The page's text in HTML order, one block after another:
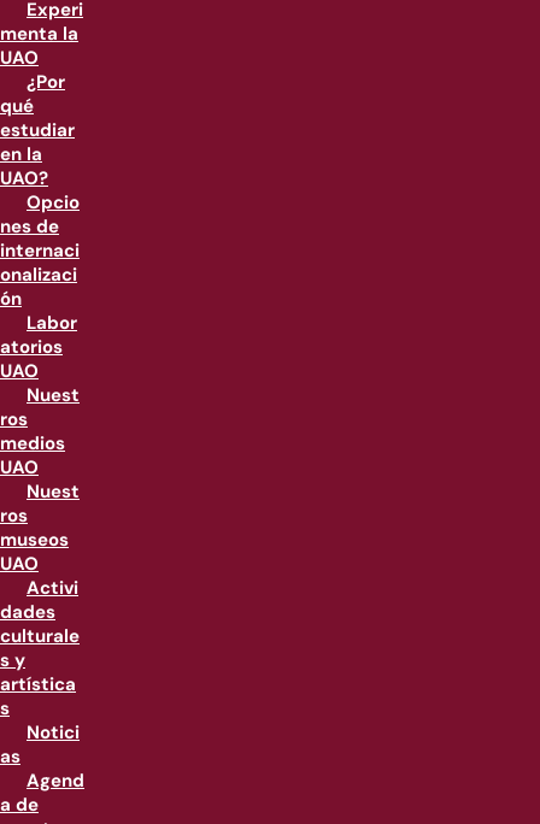
Experi
menta la
UAO
¿Por
qué
estudiar
en la
UAO?
Opcio
nes de
internaci
onalizaci
ón
Labor
atorios
UAO
Nuest
ros
medios
UAO
Nuest
ros
museos
UAO
Activi
dades
culturale
s y
artística
s
Notici
as
Agend
a de